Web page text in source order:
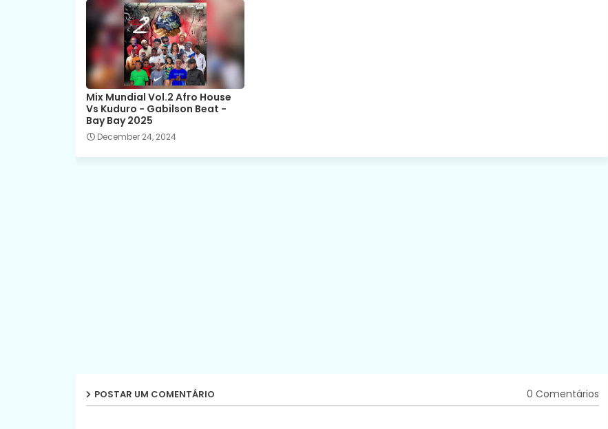
Mix Mundial Vol.2 Afro House
Vs Kuduro - Gabilson Beat -
Bay Bay 2025
December 24, 2024
POSTAR UM COMENTÁRIO 0 Comentários